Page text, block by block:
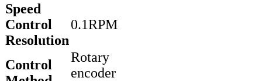
Speed
Control
Resolution
0.1RPM
Control
Rotary
encoder